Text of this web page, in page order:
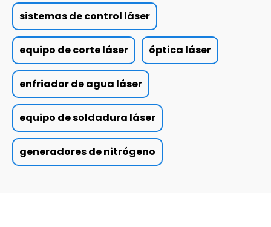
sistemas de control láser
equipo de corte láser óptica láser
enfriador de agua láser
equipo de soldadura láser
generadores de nitrógeno